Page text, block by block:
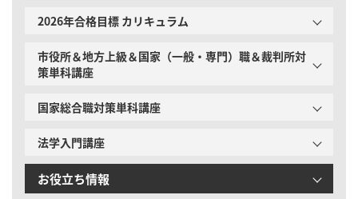
2026年合格目標 カリキュラム
市役所＆地方上級＆国家（一般・専門）職＆裁判所対
策単科講座
国家総合職対策単科講座
法学入門講座
お役立ち情報